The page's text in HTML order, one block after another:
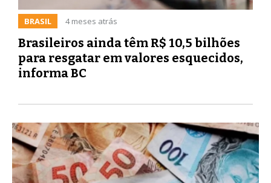
BRASIL 4 meses atrás
Brasileiros ainda têm R$ 10,5 bilhões
para resgatar em valores esquecidos,
informa BC